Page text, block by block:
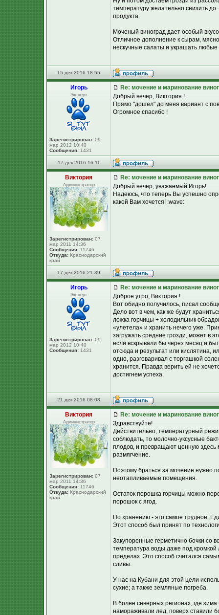
температуру желательно снизить
продукта.
Моченый виноград дает особый
Отличное дополнение к сырам,
нескучные салаты и украшать
15 дек 2016 18:55
Игорь
Эксперт
Зарегистрирован: 09
мар 2012 10:40
Сообщения: 1431
Re: мочение и маринование
Добрый вечер, Виктория !
Прямо "дошел" до меня вариант с
Огромное спасибо !
17 дек 2016 16:11
Виктория
Администратор
Зарегистрирован: 07
мар 2011 14:36
Сообщения: 11746
Откуда: Краснодарский
край
Re: мочение и маринование
Добрый вечер, уважаемый Игорь!
Надеюсь, что теперь Вы успешно
какой Вам хочется! :wave:
17 дек 2016 21:39
Игорь
Эксперт
Зарегистрирован: 09
мар 2012 10:40
Сообщения: 1431
Re: мочение и маринование
Доброе утро, Виктория !
Вот обидно получилось, писал
Дело вот в чем, как же будут
ложка горчицы + холодильник
«улетела» и хранить нечего уже.
загружать средние грозди, может в
если вскрывали бы через месяц и
отсюда и результат или кислятина,
одно, разговаривал с торгашкой
хранится. Правда верить ей не
достигнем успеха.
21 дек 2016 08:08
Виктория
Администратор
Зарегистрирован: 07
мар 2011 14:36
Сообщения: 11746
Откуда: Краснодарский
край
Re: мочение и маринование
Здравствуйте!
Действительно, температурный
соблюдать, то молочно-уксусные
плодов, и превращают ценную здесь
размягчение.
Поэтому браться за мочение нужно
неотапливаемые помещения.
Остаток порошка горчицы можно
порошок с ягод.
По хранению - это самое трудное.
Этот способ был принят по
Закупоренные герметично бочки со
температура воды даже под
пределах. Это способ считался
сливы.
У нас на Кубани для этой цели
сухие; а также земляные погреба.
В более северных регионах, где
намораживали лед, поверх ставили